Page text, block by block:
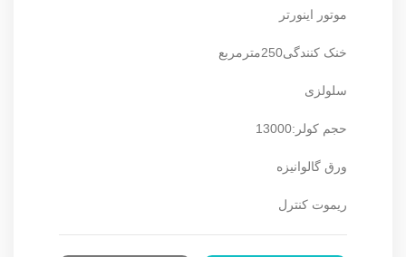
موتور اینورتر
خنک کنندگی250مترمربع
سلولزی
حجم کولر:13000
ورق گالوانیزه
ریموت کنترل